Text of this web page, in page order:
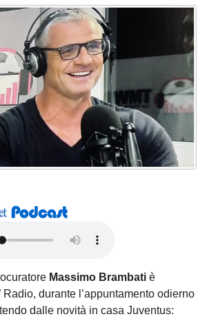
Massimo Brambati è
durante l’appuntamento odierno
dalle novità in casa Juventus: